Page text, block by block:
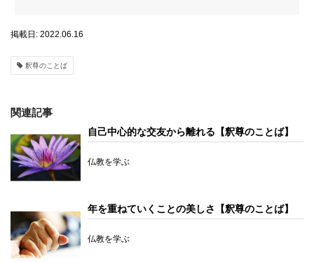
掲載日: 2022.06.16
釈尊のことば
関連記事
自己中心的な交友から離れる【釈尊のことば】
仏教を学ぶ
年を重ねていくことの美しさ【釈尊のことば】
仏教を学ぶ